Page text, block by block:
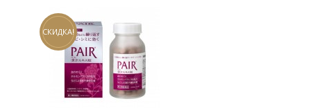
СКИДКА!